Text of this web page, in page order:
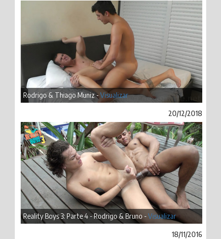
Rodrigo & Thiago Muniz -Visualizar
20/12/2018
Reality Boys 3: Parte 4 - Rodrigo & Bruno -Visualizar
18/11/2016